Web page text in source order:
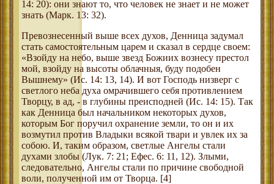
14: 20): они знают то, что человек не знает и не может
знать (Марк. 13: 32).
Превознесенный выше всех духов, Денница задумал
стать самостоятельным царем и сказал в сердце своем:
«Взойду на небо, выше звезд Божиих вознесу престол
мой, взойду на высоты облачныя, буду подобен
Вышнему» (Ис. 14: 13, 14). И вот Господь низверг с
светлого неба духа омрачившего себя противлением
Творцу, в ад, - в глубины преисподней (Ис. 14: 15). Так
как Денница был начальником некоторых духов,
которым Бог поручил охранение земли, то он и их
возмутил против Владыки всякой твари и увлек их за
собою. И, таким образом, светлые Ангелы стали
духами злобы (Лук. 7: 21; Ефес. 6: 11, 12). Злыми,
следовательно, Ангелы стали по причине свободной
воли, полученной им от Творца. [4]